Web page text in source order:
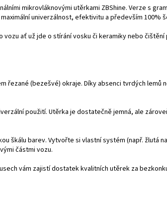
mikrovláknovými utěrkami ZBShine. Verze s
univerzálnost, efektivitu a především 100%
ať už jde o stírání vosku či keramiky nebo
řezané (bezešvé) okraje. Díky absenci tvrdých
použití. Utěrka je dostatečně jemná, ale
škálu barev. Vytvořte si vlastní systém (např. žlutá
částmi vozu.
vám zajistí dostatek kvalitních utěrek za